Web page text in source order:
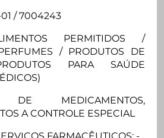
01 / 7004243
PERMITIDOS /
/ PRODUTOS DE
PARA SAÚDE
DE MEDICAMENTOS,
A CONTROLE ESPECIAL